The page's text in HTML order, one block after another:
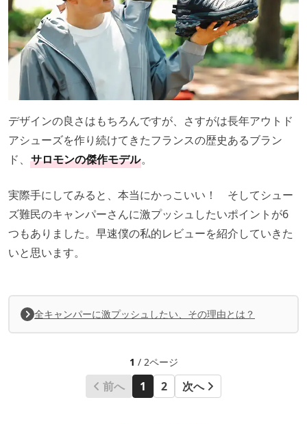
デザインの良さはもちろんですが、さすがは長年アウトド
アシューズを作り続けてきたフランスの歴史あるブラン
ド、 サロモンの傑作モデル。
実際手にしてみると、本当にかっこいい！ そしてシュー
ズ難民のキャンパーさんに激プッシュしたいポイントが6
つもありました。早速僕の私的レビューを紹介していきた
いと思います。
全キャンパーに激プッシュしたい、その理由とは？
1 / 2ページ
前へ 1 2 次へ